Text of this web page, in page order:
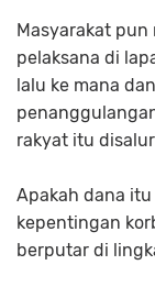
Masyarakat
pelaksana di
lalu ke mana
rakyat itu
Apakah dana
kepentingan
berputar di